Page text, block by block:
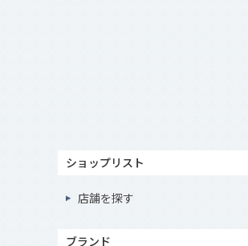
ショップリスト
店舗を探す
ブランド